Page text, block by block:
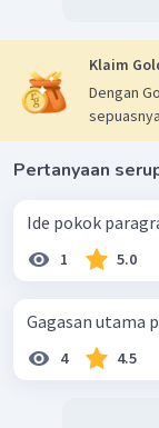
Klaim
Dengan
Pertanyaan
Ide pokok
1 5.0
Gagasan utama
4 4.5